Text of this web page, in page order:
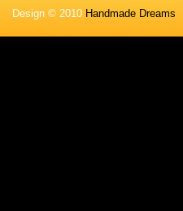
Design © 2010 Handmade Dreams